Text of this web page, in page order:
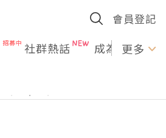
會員登記
社群熱話 成為U更多